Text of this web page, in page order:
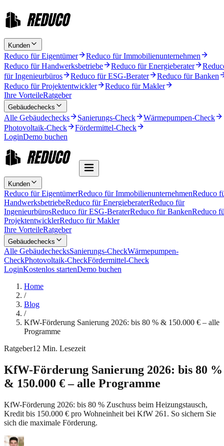
Kunden
Reduco für Eigentümer
Reduco für Immobilienunternehmen
Reduco für Handwerksbetriebe
Reduco für Energieberater
für Ingenieurbüros
Reduco für ESG-Berater
Reduco für Banken
Reduco für Projektentwickler
Reduco für Makler
Ihre VorteileRatgeber
Gebäudechecks
Alle Gebäudechecks Sanierungs-Check
Wärmepumpen-Check
Photovoltaik-Check
Fördermittel-Check
LoginDemo buchen
Kunden
Reduco für EigentümerReduco für ImmobilienunternehmenReduco
HandwerksbetriebeReduco für EnergieberaterReduco für
IngenieurbürosReduco für ESG-BeraterReduco für BankenReduco
ProjektentwicklerReduco für Makler
Ihre VorteileRatgeber
Gebäudechecks
Alle GebäudechecksSanierungs-CheckWärmepumpen-
CheckPhotovoltaik-CheckFördermittel-Check
LoginKostenlos startenDemo buchen
Home
/
Blog
/
KfW-Förderung Sanierung 2026: bis 80 % & 150.000 € – alle
Programme
Ratgeber12 Min. Lesezeit
KfW-Förderung Sanierung 2026: bis 80 %
& 150.000 € – alle Programme
KfW-Förderung 2026: bis 80 % Zuschuss beim Heizungstausch,
Kredit bis 150.000 € pro Wohneinheit bei KfW 261. So sichern Sie
sich die maximale Förderung.